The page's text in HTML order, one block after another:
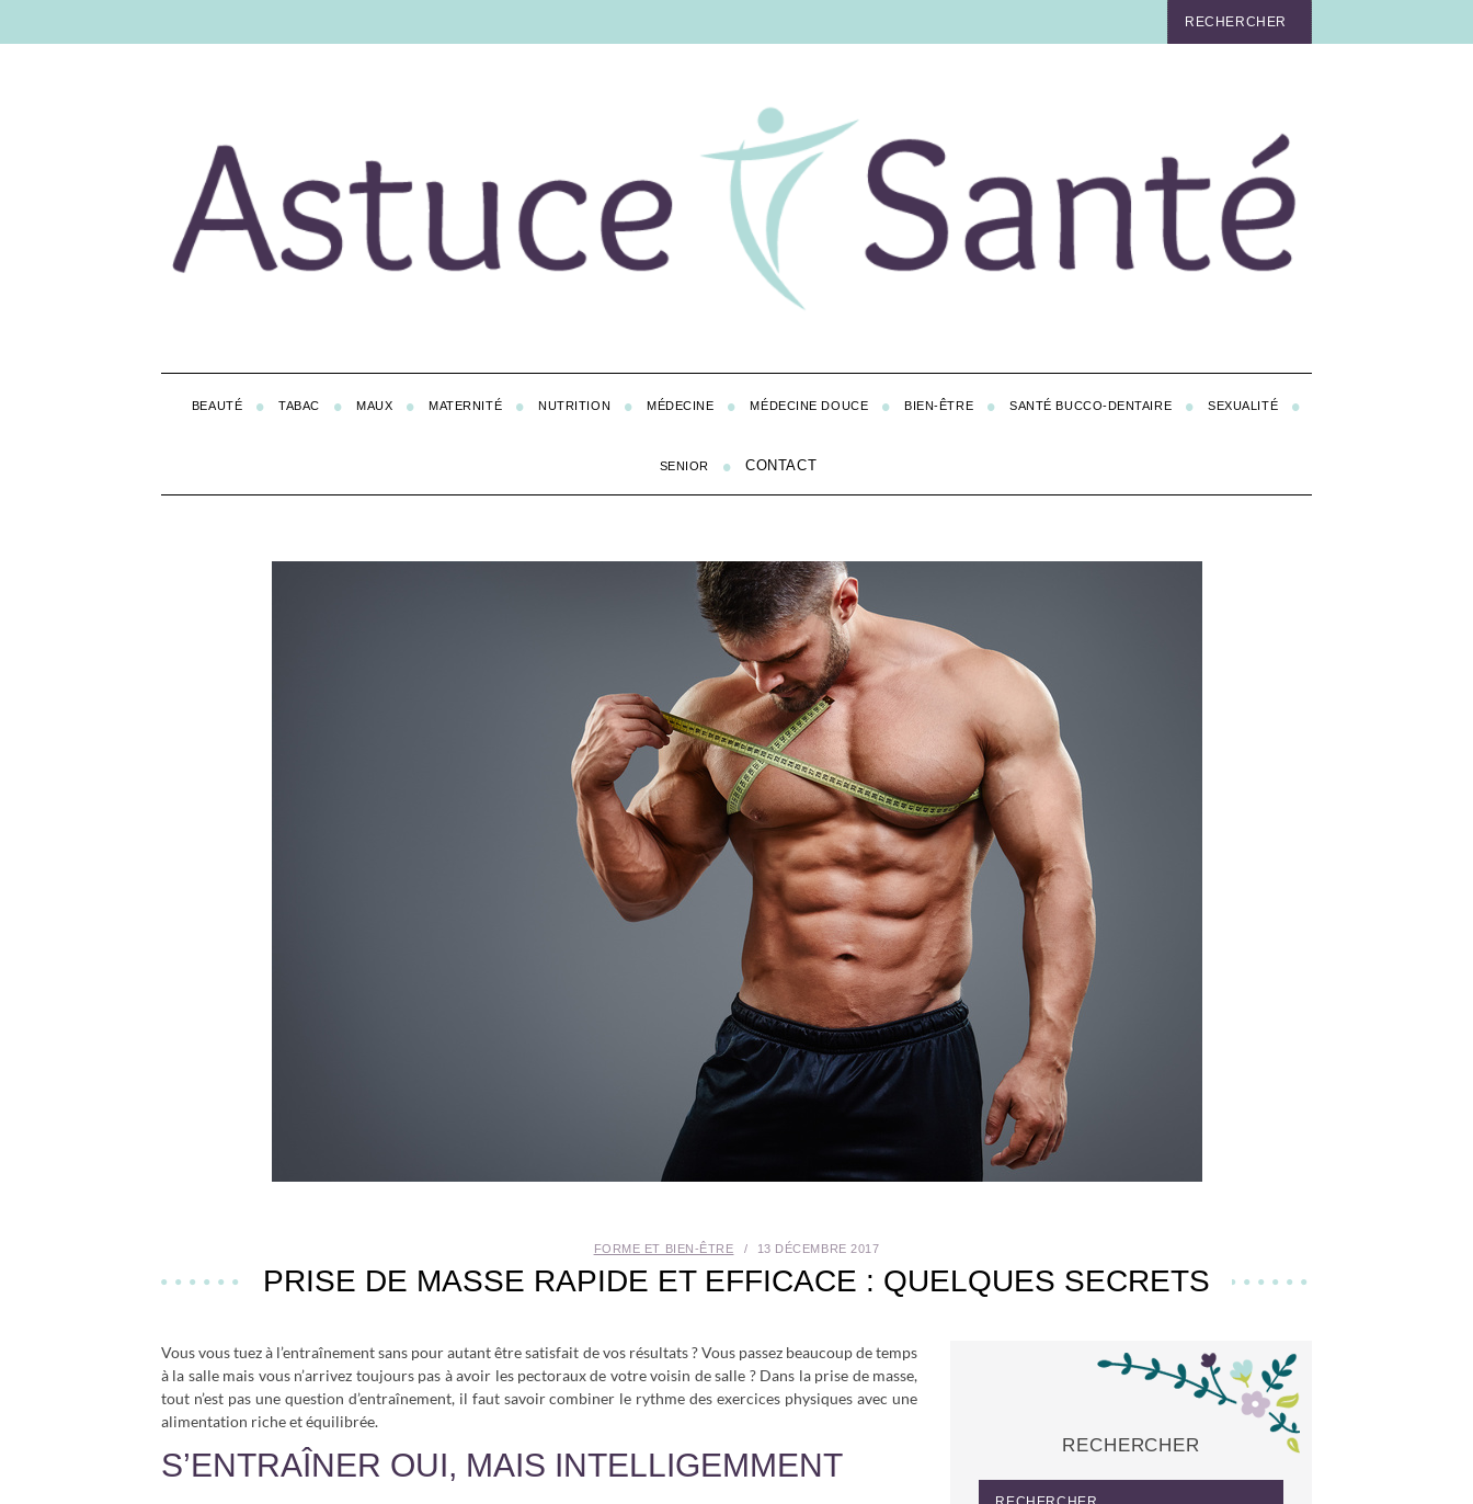
BEAUTÉ TABAC MAUX MATERNITÉ NUTRITION MÉDECINE MÉDECINE DOUCE BIEN-ÊTRE SANTÉ BUCCO-DENTAIRE SEXUALITÉ
SENIOR CONTACT
FORME ET BIEN-ÊTRE 13 DÉCEMBRE 2017
PRISE DE MASSE RAPIDE ET EFFICACE : QUELQUES SECRETS
Vous vous tuez à l’entraînement sans pour autant être satisfait de vos résultats ? Vous passez beaucoup de temps
à la salle mais vous n’arrivez toujours pas à avoir les pectoraux de votre voisin de salle ? Dans la prise de masse,
tout n’est pas une question d’entraînement, il faut savoir combiner le rythme des exercices physiques avec une
alimentation riche et équilibrée.
S’ENTRAÎNER OUI, MAIS INTELLIGEMMENT
RECHERCHER